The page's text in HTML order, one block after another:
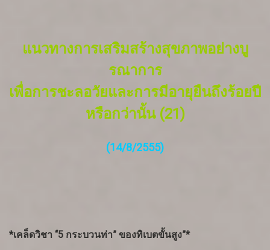
แนวทางการเสริมสร้างสุขภาพอย่างบู
รณาการ
เพื่อการชะลอวัยและการมีอายุยืนถึงร้อยปี
หรือกว่านั้น (21)
(14/8/2555)
*เคล็ดวิชา “5 กระบวนท่า” ของทิเบตขั้นสูง”*